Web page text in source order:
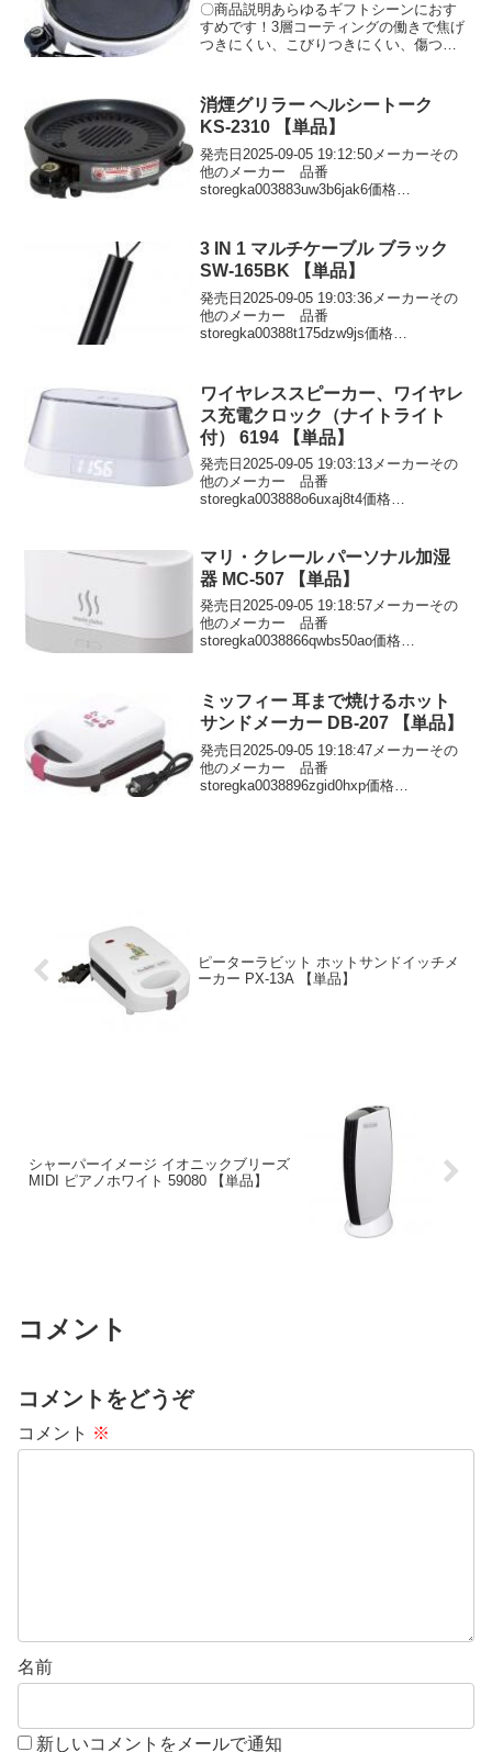
〇商品説明あらゆるギフトシーンにおす
すめです！3層コーティングの働きで焦げ
つきにくい、こびりつきにくい、傷つき
ろん、すき焼き、鍋物にもピッタリ。・
プレートは取り外して水洗いOK！・直径
36cmのビッグサイズ。 〇商品仕様●内容
460×400×157mm、4.3L規格●ダンボール
箱入（411×115×426mm） 3680g●材質ポ
リプロピレン、アルミニウム合金（マー
ブルコート加工）、強化ガラス、フェノ
大）
消煙グリラー ヘルシートーク
KS-2310 【単品】
発売日2025-09-05 19:12:50メーカーその
他のメーカー 品番
storegka003883uw3b6jak6価格
3 IN 1 マルチケーブル ブラック
SW-165BK 【単品】
発売日2025-09-05 19:03:36メーカーその
他のメーカー 品番
storegka00388t175dzw9js価格
ワイヤレススピーカー、ワイヤレ
ス充電クロック（ナイトライト
付） 6194 【単品】
発売日2025-09-05 19:03:13メーカーその
他のメーカー 品番
storegka003888o6uxaj8t4価格
マリ・クレール パーソナル加湿
器 MC-507 【単品】
発売日2025-09-05 19:18:57メーカーその
他のメーカー 品番
storegka0038866qwbs50ao価格
ミッフィー 耳まで焼けるホット
サンドメーカー DB-207 【単品】
発売日2025-09-05 19:18:47メーカーその
他のメーカー 品番
storegka0038896zgid0hxp価格
ピーターラビット ホットサンドイッチメ
ーカー PX-13A 【単品】
シャーパーイメージ イオニックブリーズ
MIDI ピアノホワイト 59080 【単品】
コメント
コメントをどうぞ
コメント ※
名前
新しいコメントをメールで通知